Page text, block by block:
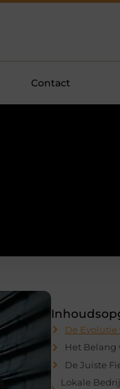
Contact
De Evolutie
Het Belang
De Juiste
Lokale